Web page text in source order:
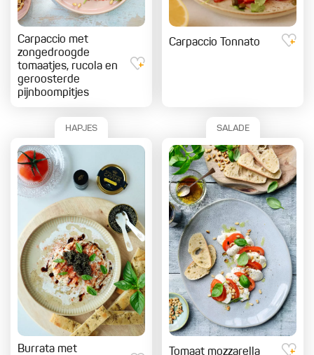
Carpaccio met
zongedroogde
tomaatjes, rucola en
geroosterde
pijnboompitjes
Carpaccio Tonnato
HAPJES
Burrata met
SALADE
Tomaat mozzarella